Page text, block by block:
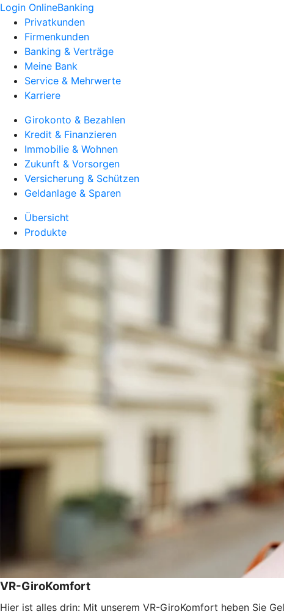
Login OnlineBanking
Privatkunden
Firmenkunden
Banking & Verträge
Meine Bank
Service & Mehrwerte
Karriere
Girokonto & Bezahlen
Kredit & Finanzieren
Immobilie & Wohnen
Zukunft & Vorsorgen
Versicherung & Schützen
Geldanlage & Sparen
Übersicht
Produkte
VR-GiroKomfort
Hier ist alles drin: Mit unserem VR-GiroKomfort heben Sie